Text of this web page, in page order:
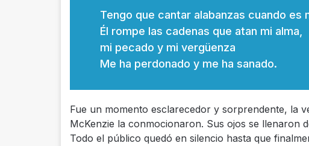
Tengo que cantar alabanzas cuando es
Él rompe las cadenas que atan mi alma,
mi pecado y mi vergüenza
Me ha perdonado y me ha sanado.
Fue un momento esclarecedor y sorprendente, la
McKenzie la conmocionaron. Sus ojos se llenaron
Todo el público quedó en silencio hasta que